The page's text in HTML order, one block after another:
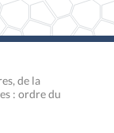
de la
: ordre du